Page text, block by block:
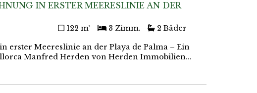
IN ERSTER MEERESLINIE AN DER
122 m² 3 Zimm. 2 Bäder
erster Meereslinie an der Playa de Palma – Ein
Manfred Herden von Herden Immobilien...